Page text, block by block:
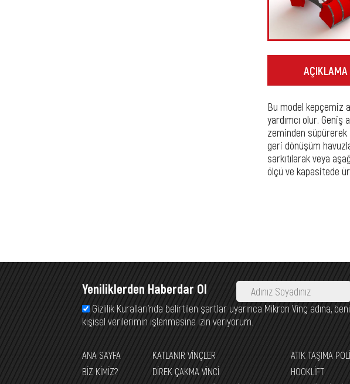
AÇIKLAMA
Bu model kepçemiz
yardımcı olur. Geniş
zeminden süpürerek
geri dönüşüm
sarkıtılarak veya
ölçü ve kapasitede
Yeniliklerden Haberdar Ol
Gizlilik Kuralları’nda belirtilen şartlar uyarınca Mikron Vinç adına,
kişisel verilerimin işlenmesine izin veriyorum.
ANA SAYFA
BİZ KİMİZ?
KATLANIR VİNÇLER
DİREK ÇAKMA VİNCİ
ATIK TAŞIMA
HOOKLİFT